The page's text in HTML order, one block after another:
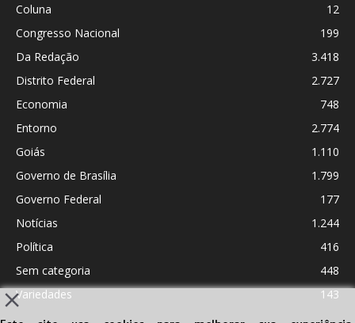
Coluna
12
Congresso Nacional
199
Da Redação
3.418
Distrito Federal
2.727
Economia
748
Entorno
2.774
Goiás
1.110
Governo de Brasília
1.799
Governo Federal
177
Notícias
1.244
Política
416
Sem categoria
448
Variedades
143